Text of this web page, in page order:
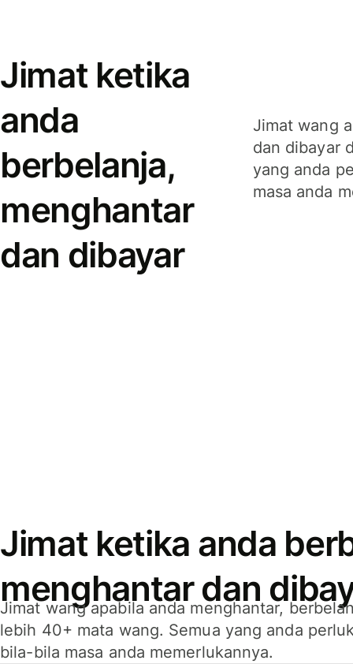
Jimat ketika
anda
berbelanja,
menghantar
dan dibayar
Jimat wang
dan dibayar
yang anda
masa anda
Jimat ketika anda
menghantar dan
Jimat wang apabila anda menghantar,
lebih 40+ mata wang. Semua yang anda
bila-bila masa anda memerlukannya.